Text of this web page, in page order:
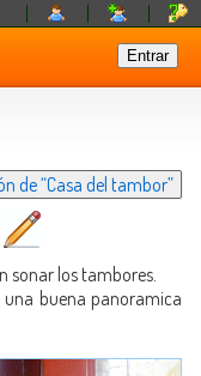
de “Casa del tambor”
sonar los tambores.
buena panoramica